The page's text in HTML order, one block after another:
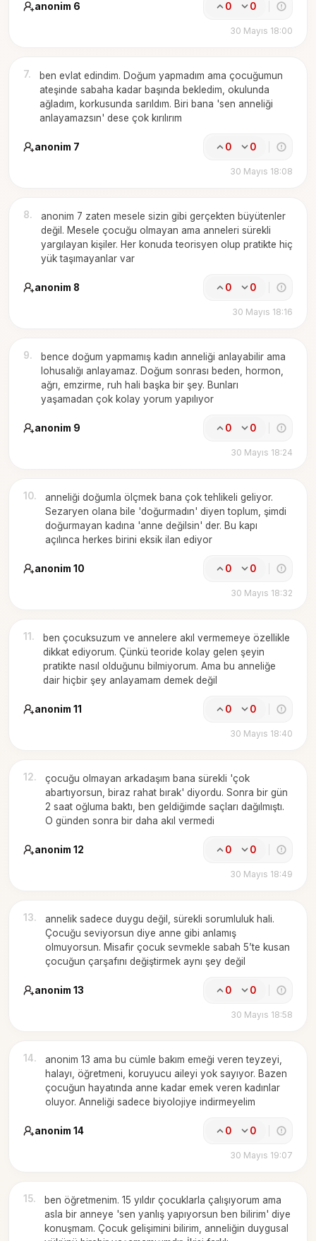
anonim 6 0 0
30 Mayıs 18:00
7.
ben evlat edindim. Doğum yapmadım ama çocuğumun
ateşinde sabaha kadar başında bekledim, okulunda
ağladım, korkusunda sarıldım. Biri bana 'sen anneliği
anlayamazsın' dese çok kırılırım
anonim 7 0 0
30 Mayıs 18:08
8.
anonim 7 zaten mesele sizin gibi gerçekten büyütenler
değil. Mesele çocuğu olmayan ama anneleri sürekli
yargılayan kişiler. Her konuda teorisyen olup pratikte hiç
yük taşımayanlar var
anonim 8 0 0
30 Mayıs 18:16
9.
bence doğum yapmamış kadın anneliği anlayabilir ama
lohusalığı anlayamaz. Doğum sonrası beden, hormon,
ağrı, emzirme, ruh hali başka bir şey. Bunları
yaşamadan çok kolay yorum yapılıyor
anonim 9 0 0
30 Mayıs 18:24
10.
anneliği doğumla ölçmek bana çok tehlikeli geliyor.
Sezaryen olana bile 'doğurmadın' diyen toplum, şimdi
doğurmayan kadına 'anne değilsin' der. Bu kapı
açılınca herkes birini eksik ilan ediyor
anonim 10 0 0
30 Mayıs 18:32
11 .
ben çocuksuzum ve annelere akıl vermemeye özellikle
dikkat ediyorum. Çünkü teoride kolay gelen şeyin
pratikte nasıl olduğunu bilmiyorum. Ama bu anneliğe
dair hiçbir şey anlayamam demek değil
anonim 11 0 0
30 Mayıs 18:40
12.
çocuğu olmayan arkadaşım bana sürekli 'çok
abartıyorsun, biraz rahat bırak' diyordu. Sonra bir gün
2 saat oğluma baktı, ben geldiğimde saçları dağılmıştı.
O günden sonra bir daha akıl vermedi
anonim 12 0 0
30 Mayıs 18:49
13.
annelik sadece duygu değil, sürekli sorumluluk hali.
Çocuğu seviyorsun diye anne gibi anlamış
olmuyorsun. Misafir çocuk sevmekle sabah 5’te kusan
çocuğun çarşafını değiştirmek aynı şey değil
anonim 13 0 0
30 Mayıs 18:58
14.
anonim 13 ama bu cümle bakım emeği veren teyzeyi,
halayı, öğretmeni, koruyucu aileyi yok sayıyor. Bazen
çocuğun hayatında anne kadar emek veren kadınlar
oluyor. Anneliği sadece biyolojiye indirmeyelim
anonim 14 0 0
30 Mayıs 19:07
15.
ben öğretmenim. 15 yıldır çocuklarla çalışıyorum ama
asla bir anneye 'sen yanlış yapıyorsun ben bilirim' diye
konuşmam. Çocuk gelişimini bilirim, anneliğin duygusal